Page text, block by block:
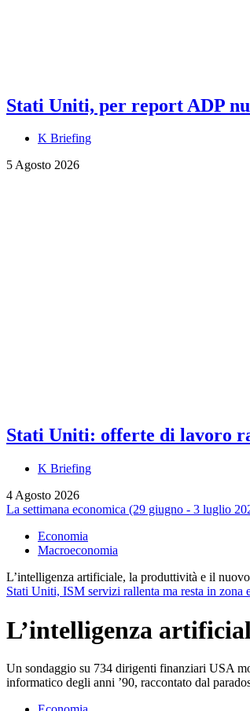
Stati Uniti, per report ADP
K Briefing
5 Agosto 2026
Stati Uniti: offerte di lavoro
K Briefing
4 Agosto 2026
La settimana economica (29 giugno - 3 luglio
Economia
Macroeconomia
L’intelligenza artificiale, la produttività e il
Stati Uniti, ISM servizi rallenta ma resta in zona
L’intelligenza
Un sondaggio su 734 dirigenti finanziari USA
informatico degli anni ’90, raccontato dal